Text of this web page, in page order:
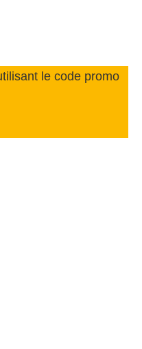
le code promo